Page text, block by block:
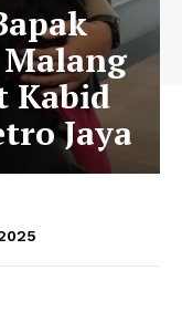
Kabid
Jaya